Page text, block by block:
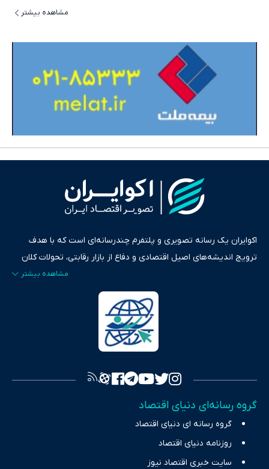
مشاهده بیشتر
اکوایران یک رسانه تصویری و پلتفرم چندرسانه‌ای است که با هدف
ترویج اندیشه‌های اصیل اقتصادی و دفاع از بازار رقابتی، تحولات کلان
ایران و جهان را در قالب‌های ویدیو، پادکست، متن و گزارش‌های تحلیلی
پایش می‌کند. این رسانه به عنوان منبعی دقیق و قابل اعتماد، فراتر از
اطلاع‌رسانی صرف، به تبیین سیاست‌ها و کارکردهای بازارهای مالی،
سرمایه‌گذاری، تجارت و حوزه‌های نوظهور می‌پردازد. اکوایران با پایبندی
به اصول «انصاف، امانت و صداقت»، بستری برای انعکاس آراء متنوع
تصویری شفاف از واقعیت‌های اقتصادی ارائه دهد. ما در اکوایران با
چالش‌های فقر و بیکاری را جست‌وجو کرده و در کنار تحلیل آمارها،
نیازهای خبری مخاطبان در حوزه‌های اثرگذار بر اقتصاد را با رویکردی
حرفه‌ای و روزآمد پوشش می‌دهیم.
گروه رسانه‌ای دنیای اقتصاد
گروه رسانه ای دنیای اقتصاد
روزنامه دنیای اقتصاد
سایت خبری اقتصاد نیوز